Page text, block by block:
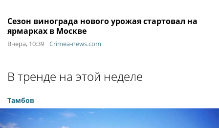
Сезон винограда нового урожая стартовал на
ярмарках в Москве
Вчера, 10:39 Crimea-news.com
В тренде на этой неделе
Тамбов